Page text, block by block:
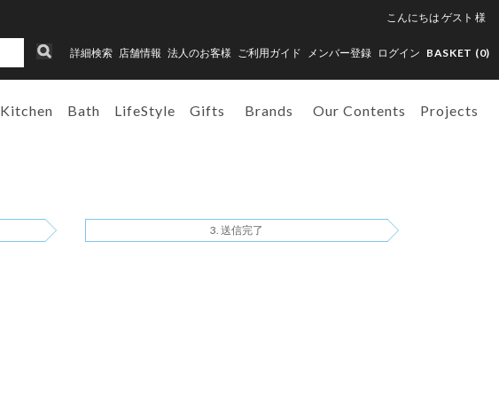
こんにちは ゲスト 様
詳細検索 店舗情報 法人のお客様 ご利用ガイド メンバー登録 ログイン BASKET (0)
Kitchen Bath LifeStyle Gifts Brands Our Contents Projects
送信完了